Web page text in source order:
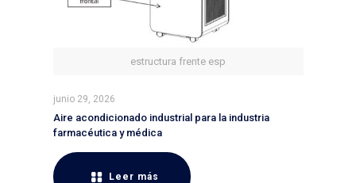
estructura frente esp
junio 29, 2026
Aire acondicionado industrial para la industria
farmacéutica y médica
Leer más